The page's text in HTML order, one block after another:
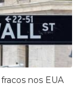
nos EUA